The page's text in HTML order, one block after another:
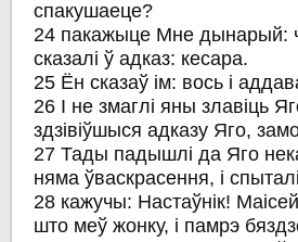
спакушаеце?
24 пакажыце Мне дынарый:
сказалі ў адказ: кесара.
25 Ён сказаў ім: вось і
26 І не змаглі яны злавіць
здзівіўшыся адказу Яго,
27 Тады падышлі да Яго
няма ўваскрасення, і
28 кажучы: Настаўнік!
што меў жонку, і памрэ